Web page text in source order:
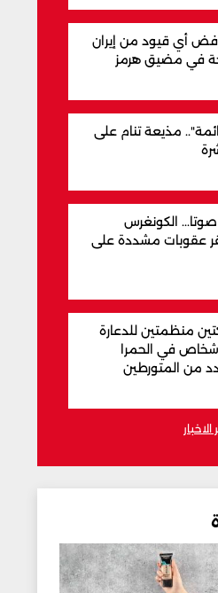
أي قيود من إيران
في مضيق هرمز
مذيعة تنام على
بأغلبية 86 صوتا... الكونغرس
عقوبات مشددة على
منظمتين للدعارة
في الحمرا
من المتورطين